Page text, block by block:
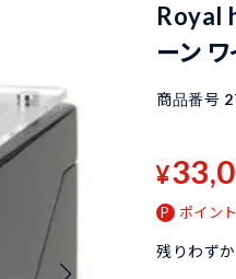
Royal
ーン
商品番号
¥
ポイン
残りわずか